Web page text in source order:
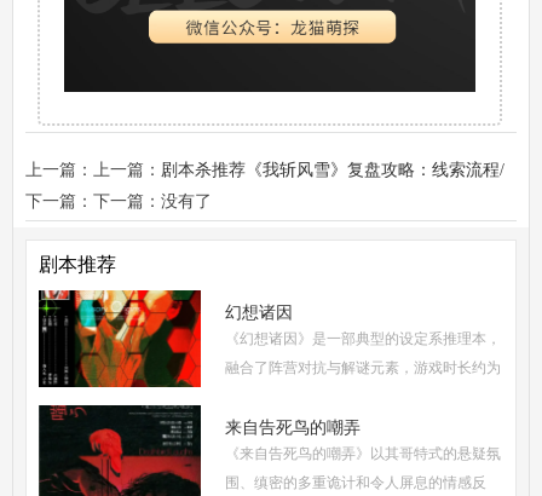
上一篇：上一篇： 剧本杀推荐《我斩风雪》复盘攻略：线索流程/
角色技能/结局演绎
下一篇：下一篇：没有了
剧本推荐
幻想诸因
《幻想诸因》是一部典型的设定系推理本，
融合了阵营对抗与解谜元素，游戏时长约为
从难度系数来看，属于进阶硬核级别，既保
持了足够的推
来自告死鸟的嘲弄
《来自告死鸟的嘲弄》以其哥特式的悬疑氛
围、缜密的多重诡计和令人屏息的情感反